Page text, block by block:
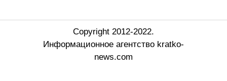
Copyright 2012-2022.
Информационное агентство kratko-
news.com